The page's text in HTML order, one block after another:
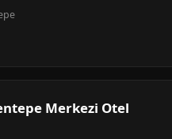
Merkezi Otel